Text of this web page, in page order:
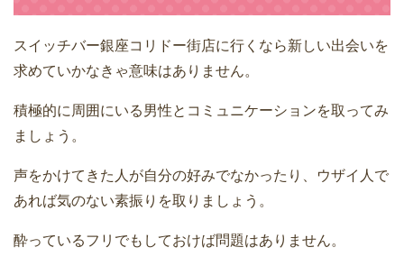
スイッチバー銀座コリドー街店に行くなら新しい出会いを
求めていかなきゃ意味はありません。
積極的に周囲にいる男性とコミュニケーションを取ってみ
ましょう。
声をかけてきた人が自分の好みでなかったり、ウザイ人で
あれば気のない素振りを取りましょう。
酔っているフリでもしておけば問題はありません。